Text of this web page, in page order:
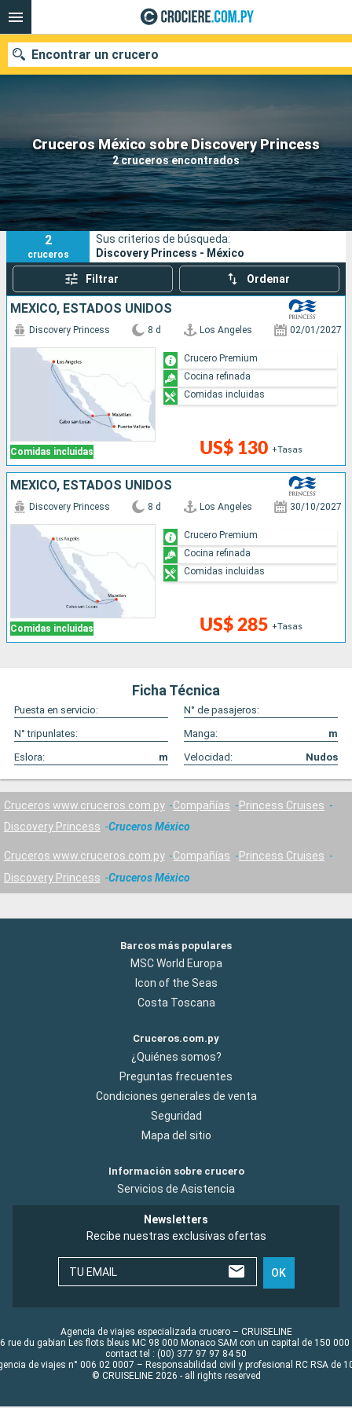
Cruceros México sobre Discovery Princess
2 cruceros encontrados
Encontrar un crucero
Nuestros destinos
Fecha de salida
Puertos Compañías
Buscar
2
cruceros
Sus criterios de búsqueda:
Discovery Princess - México
Filtrar Ordenar
MÉXICO, ESTADOS UNIDOS
Comidas incluidas
Discovery Princess 8 d Los Angeles 02/01/2027
US$ 130 +Tasas
Crucero Premium
Cocina refinada
Comidas incluidas
MÉXICO, ESTADOS UNIDOS
Comidas incluidas
Discovery Princess 8 d Los Angeles 30/10/2027
US$ 285 +Tasas
Crucero Premium
Cocina refinada
Comidas incluidas
Ficha Técnica
Puesta en servicio:
N° de pasajeros:
N° tripunlates:
Manga:
m
Eslora:
m Velocidad: Nudos
Cruceros www.cruceros.com.py Compañías
Princess Cruises
Discovery Princess
Cruceros México
Cruceros www.cruceros.com.py Compañías
Princess Cruises
Discovery Princess
Cruceros México
Barcos más populares
MSC World Europa
Icon of the Seas
Costa Toscana
Cruceros.com.py
¿Quiénes somos?
Preguntas frecuentes
Condiciones generales de venta
Seguridad
Mapa del sitio
Información sobre crucero
Servicios de Asistencia
Newsletters
Recibe nuestras exclusivas ofertas
TU EMAIL OK
Agencia de viajes especializada crucero – CRUISELINE
rue du gabian Les flots bleus MC 98 000 Monaco SAM con un capital de 150 000
contact tel : (00) 377 97 97 84 50
de viajes n° 006 02 0007 – Responsabilidad civil y profesional RC RSA de
© CRUISELINE 2026 - all rights reserved